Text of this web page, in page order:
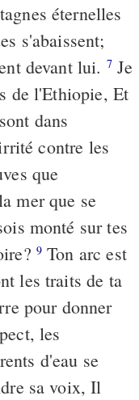
éternelles
s'abaissent;
devant lui. 7Je
de l'Ethiopie, Et
dans
contre les
que
mer que se
monté sur tes
9 Ton arc est
les traits de ta
pour donner
les
d'eau se
sa voix, Il